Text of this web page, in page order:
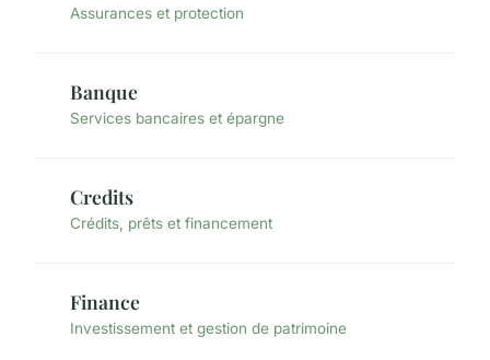
Assurances et protection
Banque
Services bancaires et épargne
Credits
Crédits, prêts et financement
Finance
Investissement et gestion de patrimoine